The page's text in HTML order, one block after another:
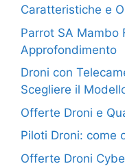
Caratteristiche e
Parrot SA Mambo
Approfondimento
Droni con
Scegliere il
Offerte Droni e
Piloti Droni: come
Offerte Droni